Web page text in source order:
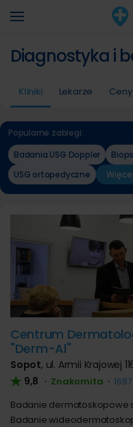
Diagnostyka i
Kliniki Lekarze Ceny
Popularne zabiegi:
Badania USG Doppler
USG ortopedyczne
Więcej
Centrum
"Derm-Al"
Sopot, ul. Armii Krajowej
9,8 • Znakomita •
Badanie dermatoskopowe
Badanie